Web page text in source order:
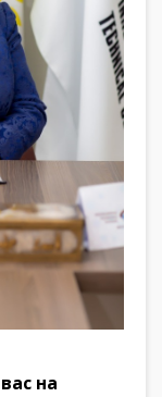
вас на